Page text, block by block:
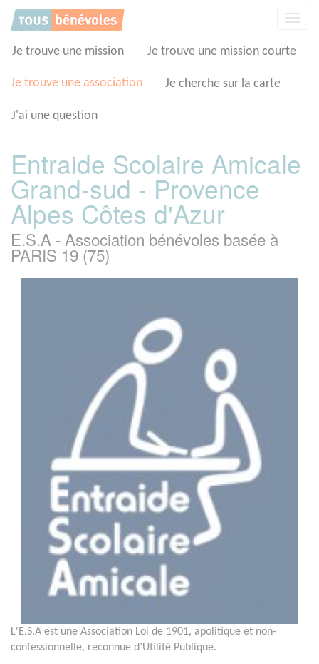
Je trouve une mission Je trouve une mission courte
Je trouve une association Je cherche sur la carte
J'ai une question
Entraide Scolaire Amicale
Grand-sud - Provence
Alpes Côtes d'Azur
E.S.A - Association bénévoles basée à
PARIS 19 (75)
L'E.S.A est une Association Loi de 1901, apolitique et non-
confessionnelle, reconnue d’Utilité Publique.
Panneau de gestion des cookies